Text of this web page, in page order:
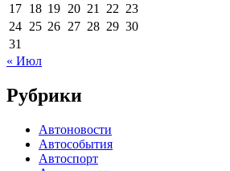
17 18 19 20 21 22 23
24 25 26 27 28 29 30
31
« Июл
Рубрики
Автоновости
Автособытия
Автоспорт